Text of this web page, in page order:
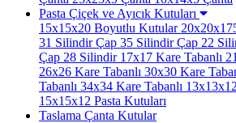
Pasta Çiçek ve Ayıcık Kutuları
15x15x20 Boyutlu Kutular
31 SilindirÇap 35 SilindirÇap 22
Çap 28 Silindir17x17 Kare Tabanlı
26x26 Kare Tabanlı 30x30 Kare
Tabanlı 34x34 Kare Tabanlı
15x15x12 Pasta Kutuları
Taslama Çanta Kutular